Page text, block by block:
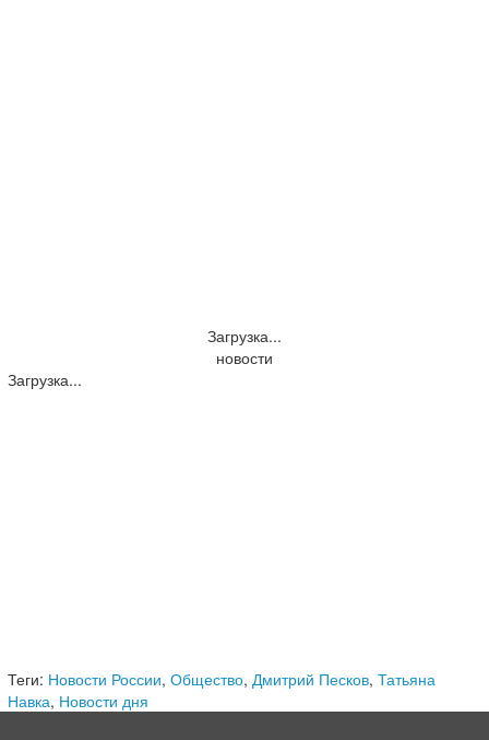
Загрузка...
новости
Загрузка...
Теги: Новости России, Общество, Дмитрий Песков, Татьяна
Навка, Новости дня